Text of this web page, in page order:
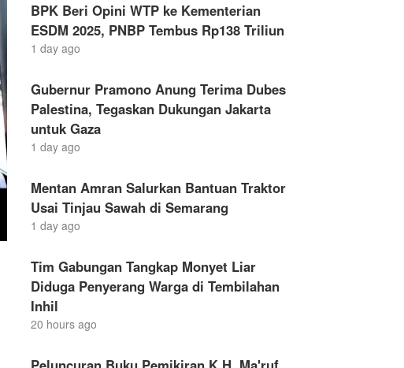
BPK Beri Opini WTP ke Kementerian
ESDM 2025, PNBP Tembus Rp138 Triliun
1 day ago
Gubernur Pramono Anung Terima Dubes
Palestina, Tegaskan Dukungan Jakarta
untuk Gaza
1 day ago
Mentan Amran Salurkan Bantuan Traktor
Usai Tinjau Sawah di Semarang
1 day ago
Tim Gabungan Tangkap Monyet Liar
Diduga Penyerang Warga di Tembilahan
Inhil
20 hours ago